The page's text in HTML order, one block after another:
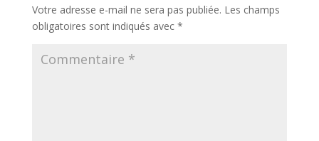
Votre adresse e-mail ne sera pas publiée. Les champs
obligatoires sont indiqués avec *